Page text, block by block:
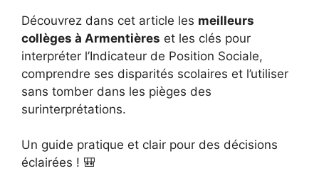
Découvrez dans cet article les meilleurs
collèges à Armentières et les clés pour
interpréter l’Indicateur de Position Sociale,
comprendre ses disparités scolaires et l’utiliser
sans tomber dans les pièges des
surinterprétations.
Un guide pratique et clair pour des décisions
éclairées ! 🎒